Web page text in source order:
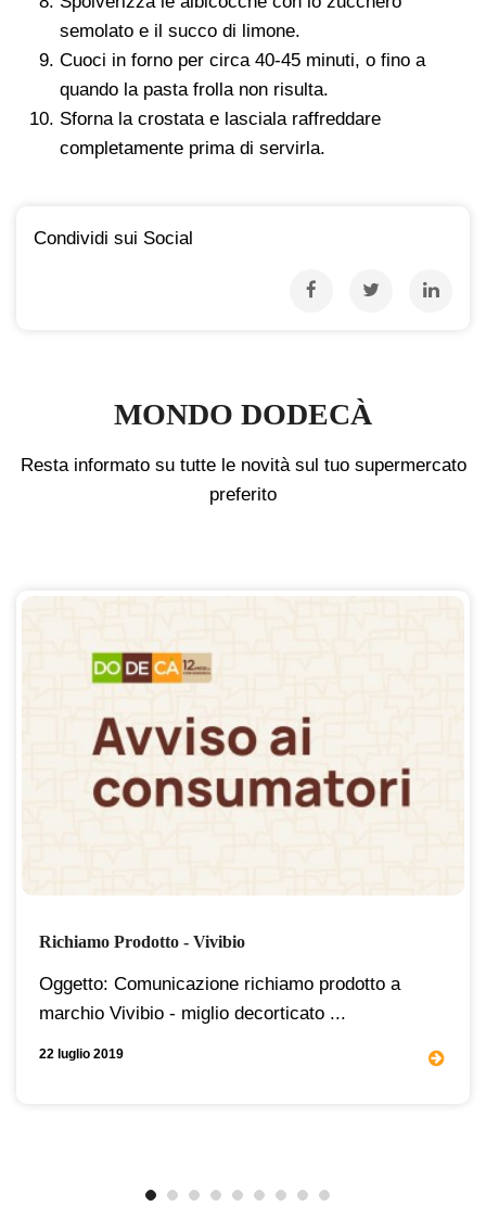
semolato e il succo di limone.
Cuoci in forno per circa 40-45 minuti, o fino a
quando la pasta frolla non risulta.
Sforna la crostata e lasciala raffreddare
completamente prima di servirla.
Condividi sui Social
MONDO DODECÀ
Resta informato su tutte le novità sul tuo supermercato
preferito
Richiamo Prodotto - Vivibio
Oggetto: Comunicazione richiamo prodotto a
marchio Vivibio - miglio decorticato ...
22 luglio 2019